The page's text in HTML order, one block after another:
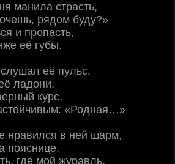
манила страсть,
рядом буду?»
и пропасть,
её губы.
её пульс,
ладони.
курс,
«Родная…»
нравился в ней шарм,
пояснице.
где мой журавль,